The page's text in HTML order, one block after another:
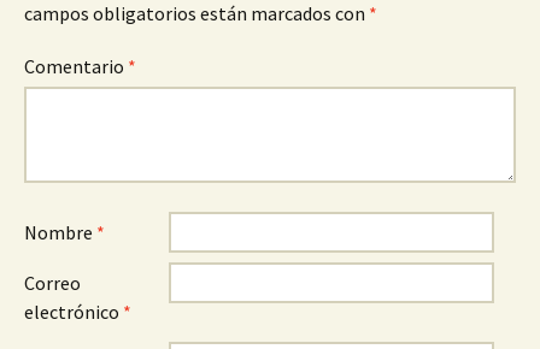
campos obligatorios están marcados con *
Comentario *
Nombre *
Correo
electrónico *